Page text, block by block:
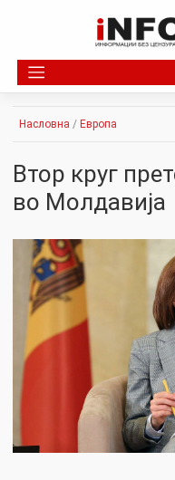
Насловна / Европа
Втор круг
во Молдавија